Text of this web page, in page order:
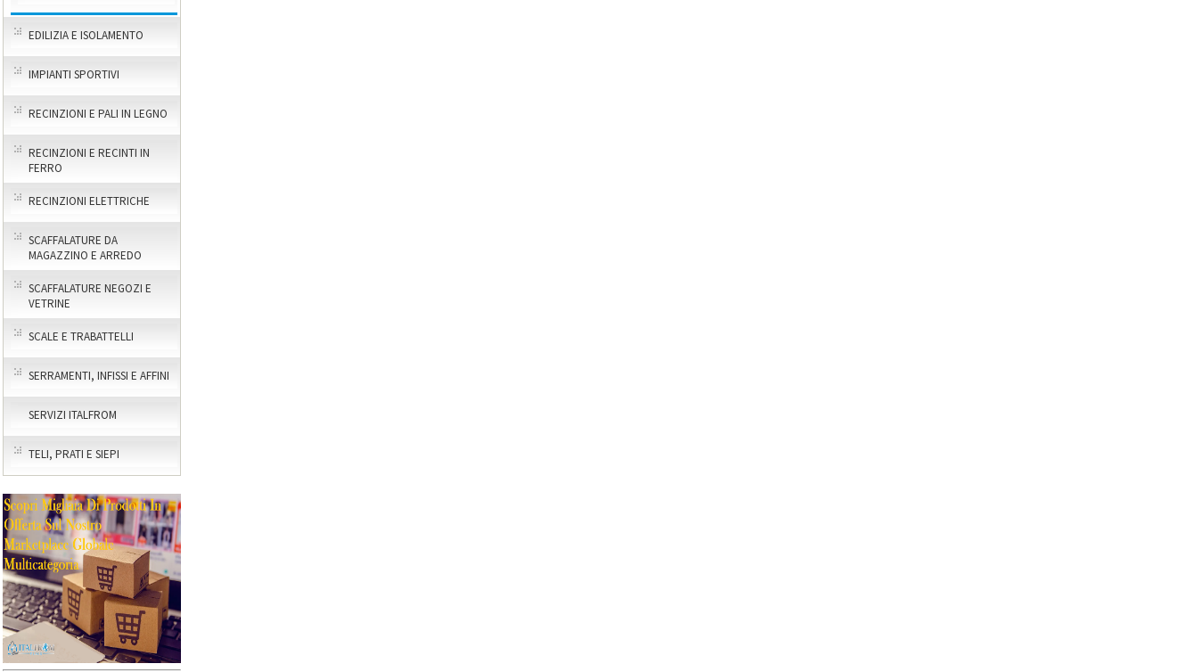
EDILIZIA E ISOLAMENTO
IMPIANTI SPORTIVI
RECINZIONI E PALI IN LEGNO
RECINZIONI E RECINTI IN
FERRO
RECINZIONI ELETTRICHE
SCAFFALATURE DA
MAGAZZINO E ARREDO
SCAFFALATURE NEGOZI E
VETRINE
SCALE E TRABATTELLI
SERRAMENTI, INFISSI E AFFINI
SERVIZI ITALFROM
TELI, PRATI E SIEPI